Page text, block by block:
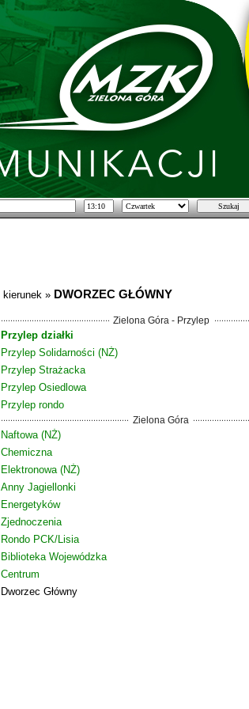
kierunek » DWORZEC GŁÓWNY
Zielona Góra - Przylep
Przylep działki
Przylep Solidarności (NŻ)
Przylep Strażacka
Przylep Osiedlowa
Przylep rondo
Zielona Góra
Naftowa (NŻ)
Chemiczna
Elektronowa (NŻ)
Anny Jagiellonki
Energetyków
Zjednoczenia
Rondo PCK/Lisia
Biblioteka Wojewódzka
Centrum
Dworzec Główny